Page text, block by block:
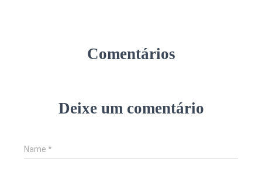
Comentários
Deixe um comentário
Name *